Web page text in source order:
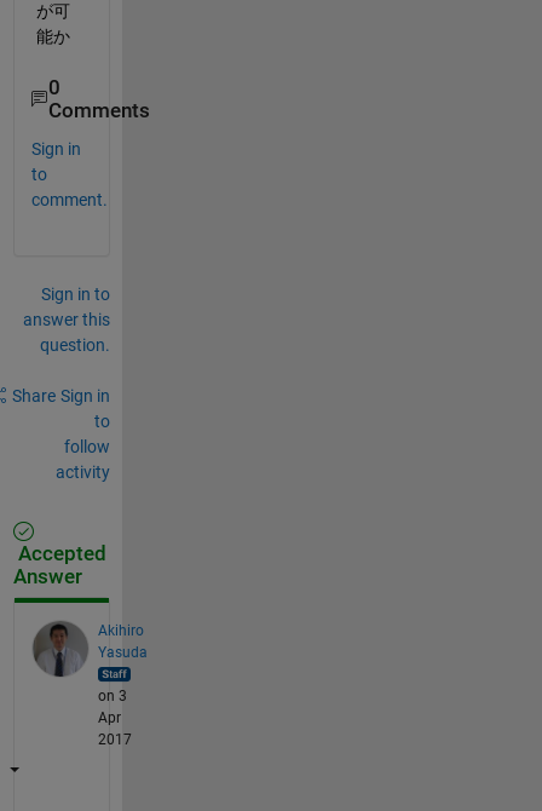
が可
能か
0
Comments
Sign in
to
comment.
Sign in to
answer this
question.
Share Sign in
to
follow
activity
Accepted
Answer
Akihiro
Yasuda
on 3
Apr
2017